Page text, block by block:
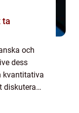
ta
och
dess
kvantitativa
diskutera